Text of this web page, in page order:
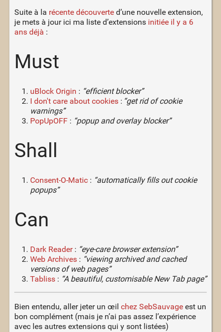
Suite à la récente découverted’une nouvelle extension,
je mets à jour ici ma liste d’extensions initiée il y a 6
ans déjà :
Must
uBlock Origin : “efficient blocker”
I don't care about cookies: “get rid of cookie
warnings”
PopUpOFF: “popup and overlay blocker”
Shall
Consent-O-Matic: “automatically fills out cookie
popups”
Can
Dark Reader: “eye-care browser extension”
Web Archives: “viewing archived and cached
versions of web pages”
Tabliss: “A beautiful, customisable New Tab page”
Bien entendu, aller jeter un œil chez SebSauvageest un
bon complément (mais je n’ai pas assez l’expérience
avec les autres extensions qui y sont listées)